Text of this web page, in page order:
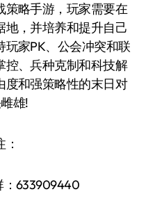
策略手游，玩家需要在
地，并培养和提升自己
家PK、公会冲突和联
控、兵种克制和科技解
度和强策略性的末日对
雄!
633909440